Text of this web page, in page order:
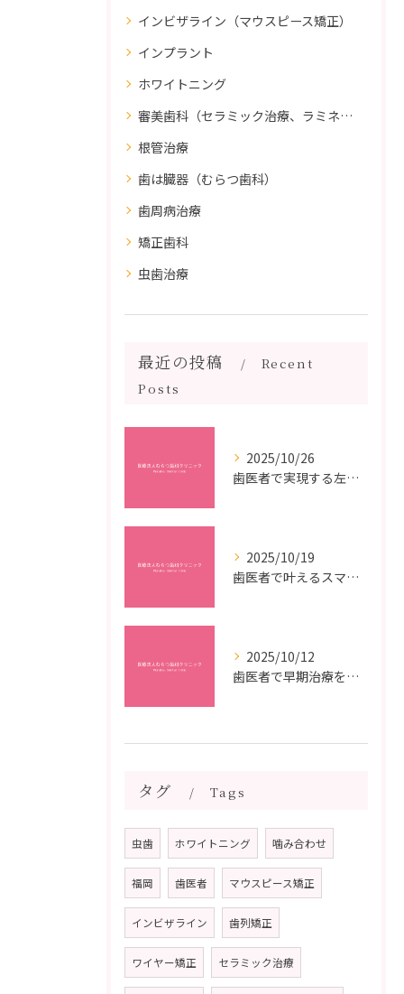
インビザライン（マウスピース矯正）
インプラント
ホワイトニング
審美歯科（セラミック治療、ラミネートべニア、ダイレクトボンディング）
根管治療
歯は臓器（むらつ歯科）
歯周病治療
矯正歯科
虫歯治療
最近の投稿
Recent
Posts
2025/10/26
歯医者で実現する左右対称治療のポイントと矯正治療選びの疑問解決ガイド
2025/10/19
歯医者で叶えるスマイルメイクオーバーなら福岡県福岡市博多区博多駅前の最新矯正治療解説
2025/10/12
歯医者で早期治療を受けるメリットと虫歯悪化を防ぐ最短ステップ
タグ Tags
虫歯 ホワイトニング 噛み合わせ
福岡 歯医者 マウスピース矯正
インビザライン 歯列矯正
ワイヤー矯正 セラミック治療